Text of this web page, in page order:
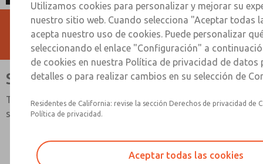
Serie MD4
Tamaños de puerto de 3/8" a 3/4"; Caudal de hasta 205
scfm (5806 l/min)
Utilizamos cookies para personalizar y mejorar su
nuestro sitio web. Cuando selecciona "Aceptar todas
acepta nuestro uso de cookies. Puede personalizar
seleccionando el enlace "Configuración" a
de cookies en nuestra Política de privacidad de datos
detalles o para realizar cambios en su selección de
Residentes de California: revise la sección Derechos de privacidad de
Política de privacidad.
Aceptar todas las cookies